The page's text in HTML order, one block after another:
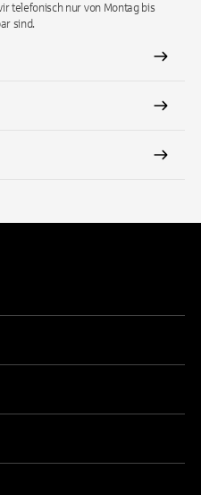
telefonisch nur von Montag bis
sind.